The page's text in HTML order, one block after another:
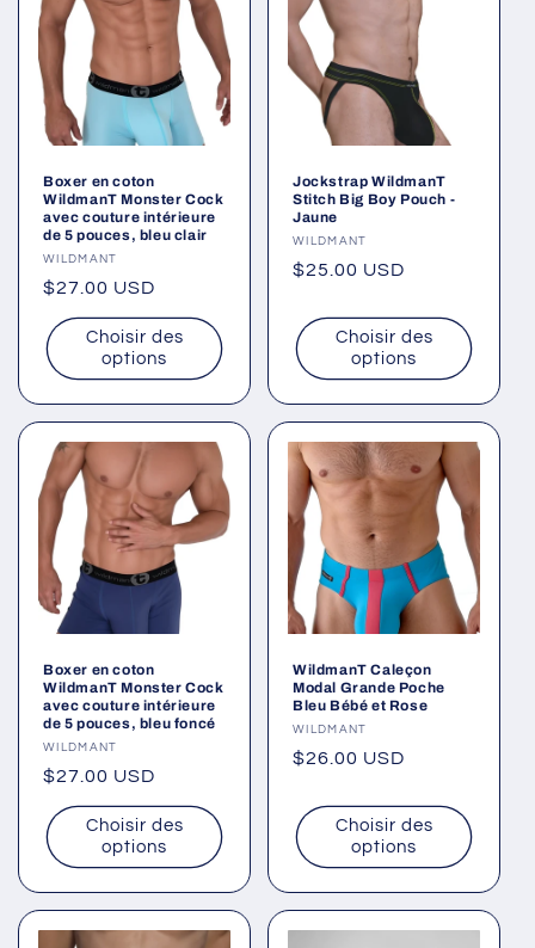
Boxer en coton
WildmanT Monster Cock
avec couture intérieure
de 5 pouces, bleu clair
Fournisseur :
WILDMANT
Prix
habituel
$27.00 USD
Choisir des
options
Jockstrap WildmanT
Stitch Big Boy Pouch -
Jaune
Fournisseur :
WILDMANT
Prix
$25.00 USD
Choisir des
options
Boxer en coton
WildmanT Monster Cock
avec couture intérieure
de 5 pouces, bleu foncé
Fournisseur :
WILDMANT
Prix
habituel
$27.00 USD
Choisir des
options
WildmanT Caleçon
Modal Grande Poche
Bleu Bébé et Rose
Fournisseur :
WILDMANT
Prix
$26.00 USD
Choisir des
options